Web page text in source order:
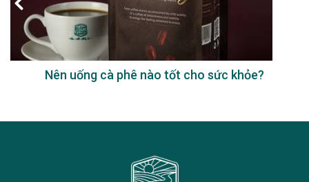
Nên uống cà phê nào tốt cho sức khỏe?